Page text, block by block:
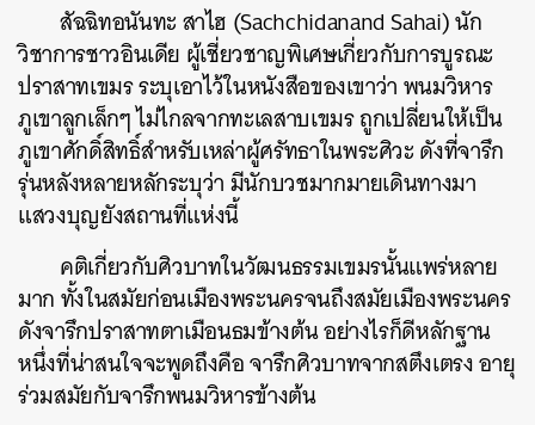
สัฉฉิทอนันทะ สาไฮ (Sachchidanand Sahai) นัก
วิชาการชาวอินเดีย ผู้เชี่ยวชาญพิเศษเกี่ยวกับการบูรณะ
ปราสาทเขมร ระบุเอาไว้ในหนังสือของเขาว่า พนมวิหาร
ภูเขาลูกเล็กๆ ไม่ไกลจากทะเลสาบเขมร ถูกเปลี่ยนให้เป็น
ภูเขาศักดิ์สิทธิ์สำหรับเหล่าผู้ศรัทธาในพระศิวะ ดังที่จารึก
รุ่นหลังหลายหลักระบุว่า มีนักบวชมากมายเดินทางมา
แสวงบุญยังสถานที่แห่งนี้
คติเกี่ยวกับศิวบาทในวัฒนธรรมเขมรนั้นแพร่หลาย
มาก ทั้งในสมัยก่อนเมืองพระนครจนถึงสมัยเมืองพระนคร
ดังจารึกปราสาทตาเมือนธมข้างต้น อย่างไรก็ดีหลักฐาน
หนึ่งที่น่าสนใจจะพูดถึงคือ จารึกศิวบาทจากสตึงเตรง อายุ
ร่วมสมัยกับจารึกพนมวิหารข้างต้น